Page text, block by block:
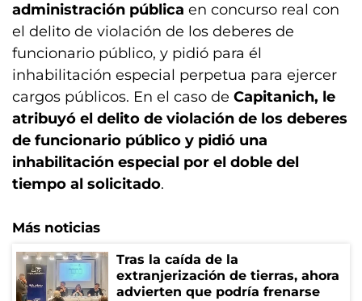
administración pública en concurso real con
el delito de violación de los deberes de
funcionario público, y pidió para él
inhabilitación especial perpetua para ejercer
cargos públicos. En el caso de Capitanich, le
atribuyó el delito de violación de los deberes
de funcionario público y pidió una
inhabilitación especial por el doble del
tiempo al solicitado.
Más noticias
Tras la caída de la
extranjerización de tierras, ahora
advierten que podría frenarse